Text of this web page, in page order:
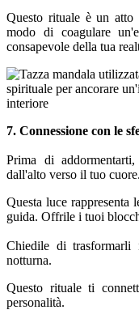
Questo rituale è un
modo di coagulare
consapevole della tua
7. Connessione con le
Prima di
dall'alto verso il tuo cuore.
Questa luce rappresenta
guida. Offrile i tuoi
Chiedile di trasformarli
notturna.
Questo rituale ti
personalità.